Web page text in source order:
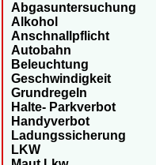
Abgasuntersuchung
Alkohol
Anschnallpflicht
Autobahn
Beleuchtung
Geschwindigkeit
Grundregeln
Halte- Parkverbot
Handyverbot
Ladungssicherung
LKW